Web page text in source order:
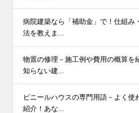
病院建築なら「補助金」で！仕組み
法を教えま...
物置の修理－施工例や費用の概算を
知らない建...
ビニールハウスの専門用語－よく使
紹介！あな...